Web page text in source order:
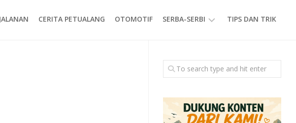
CERITA PETUALANG OTOMOTIF SERBA-SERBI
GAYA
HIDUP
TIPS DAN TRIK